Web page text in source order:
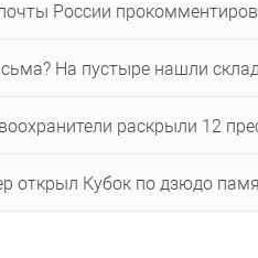
России
На пустыре нашли
раскрыли 12
открыл Кубок по дзюдо